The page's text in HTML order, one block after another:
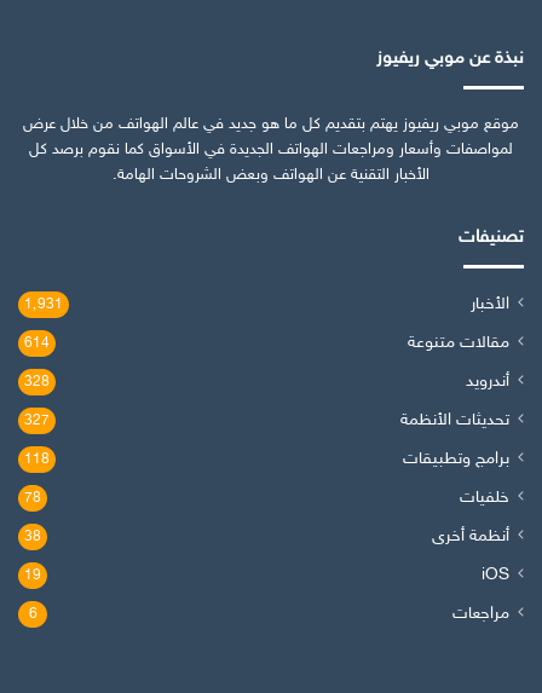
نبذة عن موبي ريفيوز
موقع موبي ريفيوز يهتم بتقديم كل ما هو جديد في عالم الهواتف من خلال عرض
لمواصفات وأسعار ومراجعات الهواتف الجديدة في الأسواق كما نقوم برصد كل
الأخبار التقنية عن الهواتف وبعض الشروحات الهامة.
تصنيفات
الأخبار 1٬931
مقالات متنوعة 614
أندرويد 328
تحديثات الأنظمة 327
برامج وتطبيقات 118
خلفيات 78
أنظمة أخرى 38
iOS
19
مراجعات 6